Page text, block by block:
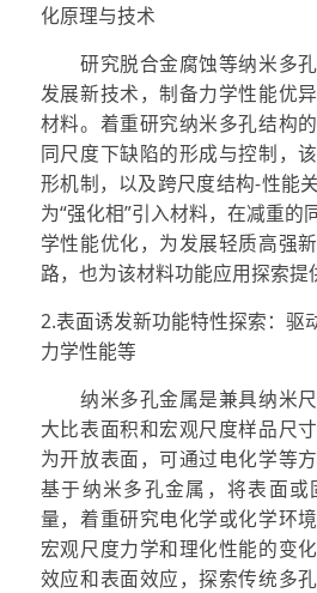
化原理与技术
研究脱合金腐蚀等纳米多孔
发展新技术，制备力学性能优
材料。着重研究纳米多孔结构
同尺度下缺陷的形成与控制，
形机制，以及跨尺度结构-性能
为“强化相”引入材料，在减重的
学性能优化，为发展轻质高强
路，也为该材料功能应用探索
2.表面诱发新功能特性探索：驱
力学性能等
纳米多孔金属是兼具纳米尺
大比表面积和宏观尺度样品尺
为开放表面，可通过电化学等
基于纳米多孔金属，将表面
量，着重研究电化学或化学环
宏观尺度力学和理化性能的变
效应和表面效应，探索传统多